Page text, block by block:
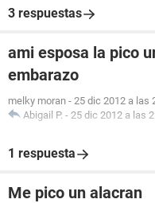
3 respuestas
ami esposa la pico
embarazo
melky moran - 25 dic 2012 a las
Abigail P. - 25 dic 2012 a las
1 respuesta
Me pico un alacran